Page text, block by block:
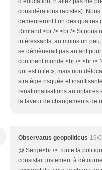
considérations racistes). Nous
demeureront l’un des quatres
Rimland.<br /> <br /> Si nous
intéressants, au moins un
se démènerait pas autant
continent monde.<br /> <br />
qui est utile », mais non
stratégie risquée et
renationalisations autoritaires
la faveur de changements de
Observatus geopoliticus 19/
@ Serge<br /> Toute la
consistait justement à